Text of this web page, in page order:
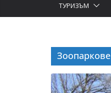
ТУРИЗЪМ
Зоопаркове